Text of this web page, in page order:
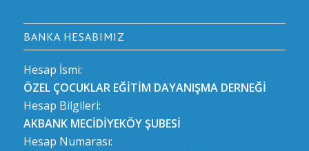
BANKA HESABIMIZ
Hesap İsmi:
ÖZEL ÇOCUKLAR EĞİTİM DAYANIŞMA DERNEĞİ
Hesap Bilgileri:
AKBANK MECİDİYEKÖY ŞUBESİ
Hesap Numarası: